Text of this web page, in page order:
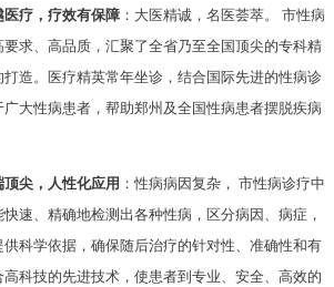
疗，疗效有保障 ：大医精诚，名医荟萃。 市性病
求、高品质，汇聚了全省乃至全国顶尖的专科精
造。医疗精英常年坐诊，结合国际先进的性病诊
大性病患者，帮助郑州及全国性病患者摆脱疾病
尖，人性化应用 ：性病病因复杂， 市性病诊疗中
速、精确地检测出各种性病，区分病因、病症，
科学依据，确保随后治疗的针对性、准确性和有
科技的先进技术，使患者到专业、安全、高效的